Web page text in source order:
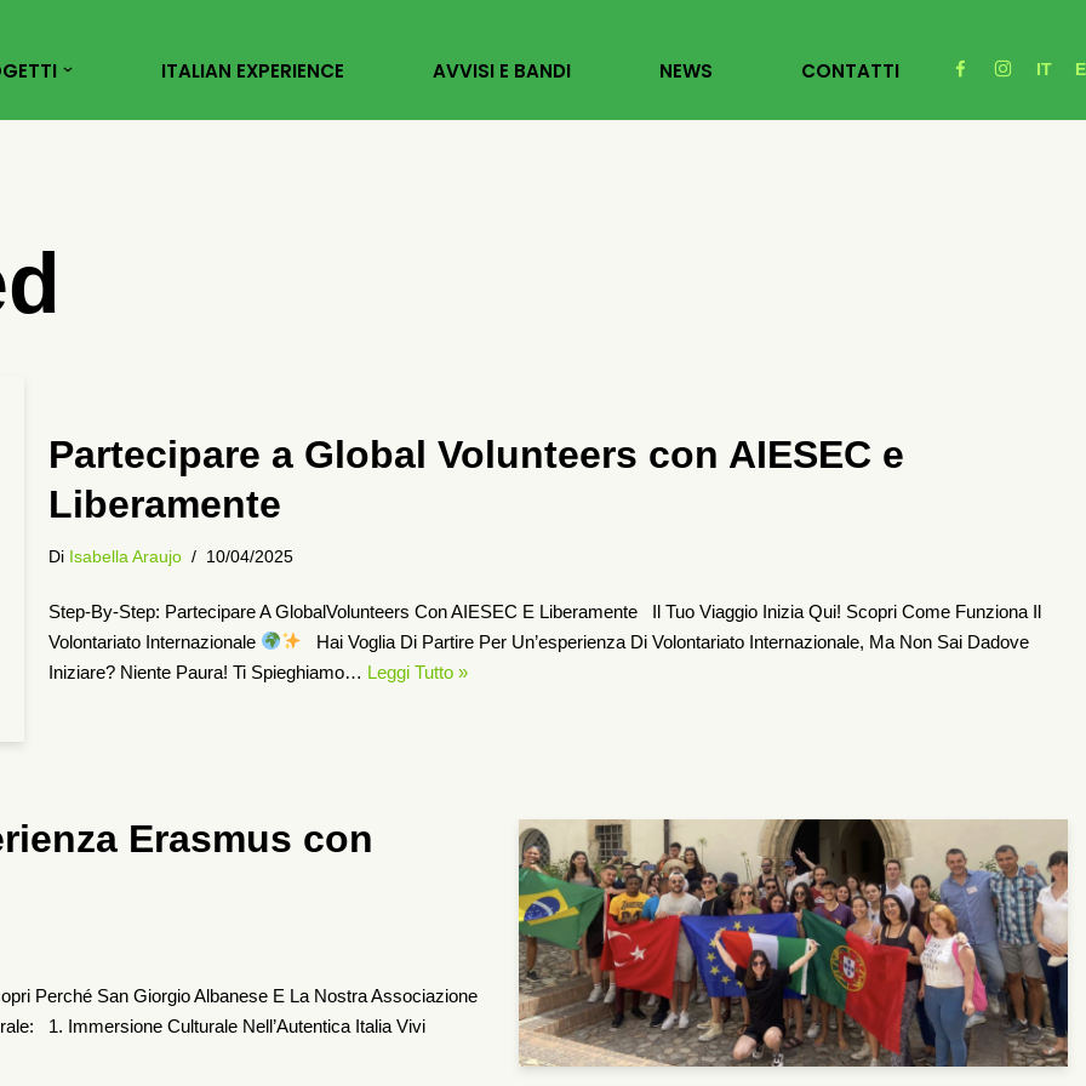
ITALIAN EXPERIENCE AVVISI E BANDI NEWS CONTATTI IT
Partecipare a Global Volunteers con AIESEC e
Liberamente
Di Isabella Araujo 10/04/2025
Step-By-Step: Partecipare A GlobalVolunteers Con AIESEC E Liberamente Il Tuo Viaggio Inizia Qui! Scopri Come Funziona Il
Volontariato Internazionale
Hai Voglia Di Partire Per Un’esperienza Di Volontariato Internazionale, Ma Non Sai Dadove
Iniziare? Niente Paura! Ti Spieghiamo… Leggi Tutto »
Erasmus con
Perché San Giorgio Albanese E La Nostra Associazione
1.⁠ ⁠Immersione Culturale Nell’Autentica Italia Vivi